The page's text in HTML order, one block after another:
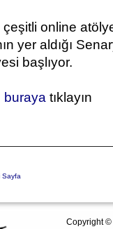
online
yer aldığı
başlıyor.
buraya tıklayın
Sayfa
Copyright ©